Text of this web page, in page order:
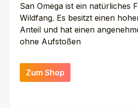
San Omega ist ein natürliches
Wildfang. Es besitzt einen
Anteil und hat einen
ohne Aufstoßen
Zum Shop